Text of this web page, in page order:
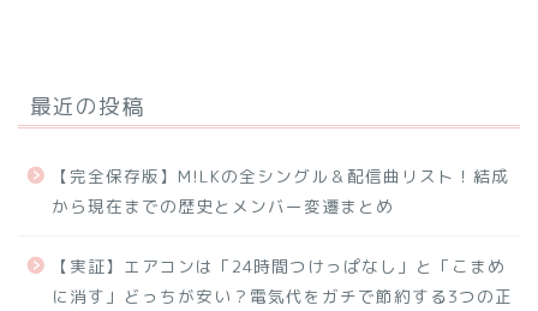
最近の投稿
【完全保存版】M!LKの全シングル＆配信曲リスト！結成
から現在までの歴史とメンバー変遷まとめ
【実証】エアコンは「24時間つけっぱなし」と「こまめ
に消す」どっちが安い？電気代をガチで節約する3つの正